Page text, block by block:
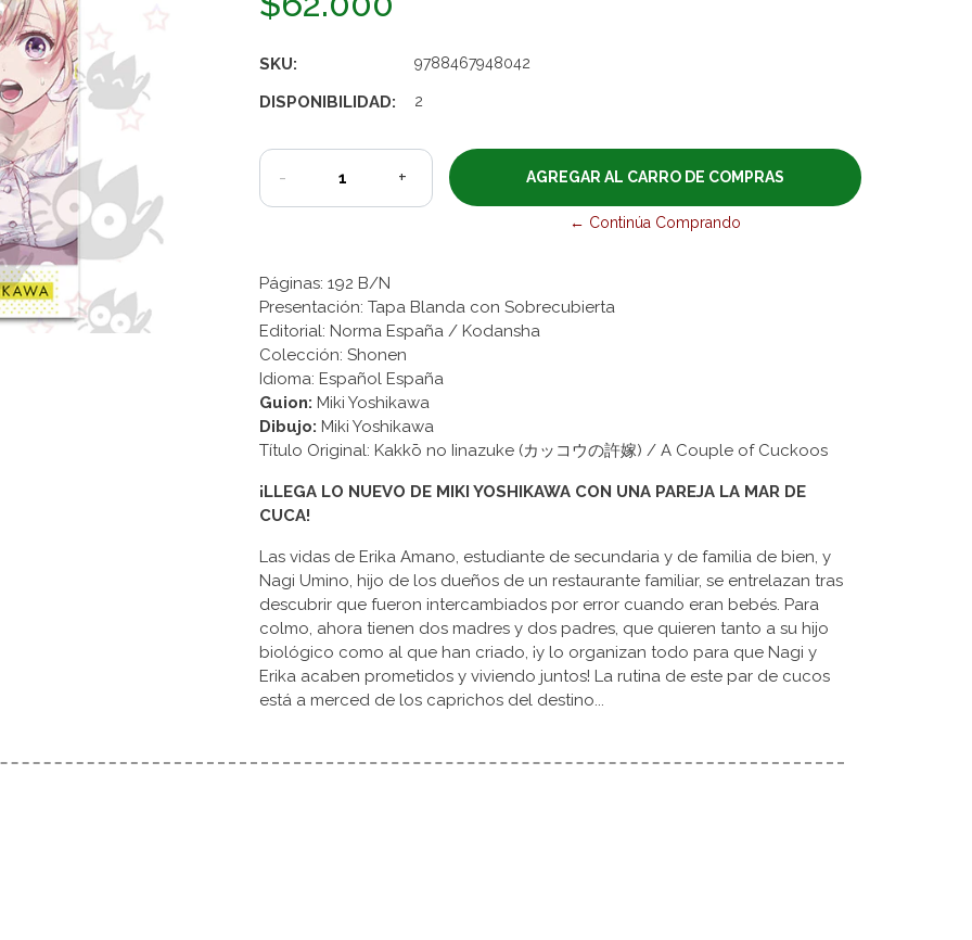
SKU: 9788467948042
DISPONIBILIDAD: 2
- +
← Continúa Comprando
Páginas: 192 B/N
Presentación: Tapa Blanda con Sobrecubierta
Editorial: Norma España / Kodansha
Colección: Shonen
Idioma: Español España
Guion: Miki Yoshikawa
Dibujo: Miki Yoshikawa
Título Original: Kakkō no Iinazuke (カッコウの許嫁) / A Couple of Cuckoos
¡LLEGA LO NUEVO DE MIKI YOSHIKAWA CON UNA PAREJA LA MAR DE
CUCA!
Las vidas de Erika Amano, estudiante de secundaria y de familia de bien, y
Nagi Umino, hijo de los dueños de un restaurante familiar, se entrelazan tras
descubrir que fueron intercambiados por error cuando eran bebés. Para
colmo, ahora tienen dos madres y dos padres, que quieren tanto a su hijo
biológico como al que han criado, ¡y lo organizan todo para que Nagi y
Erika acaben prometidos y viviendo juntos! La rutina de este par de cucos
está a merced de los caprichos del destino...